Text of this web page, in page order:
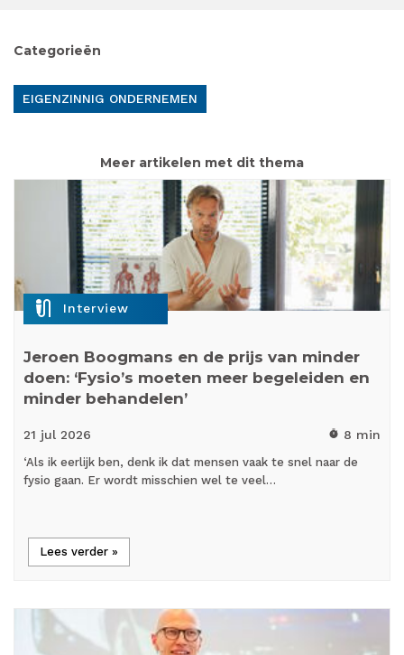
Categorieën
EIGENZINNIG ONDERNEMEN
Meer artikelen met dit thema
mic_external_on Interview
Jeroen Boogmans en de prijs van minder
doen: ‘Fysio’s moeten meer begeleiden en
minder behandelen’
21 jul 2026 timer 8 min
‘Als ik eerlijk ben, denk ik dat mensen vaak te snel naar de
fysio gaan. Er wordt misschien wel te veel…
Lees verder »